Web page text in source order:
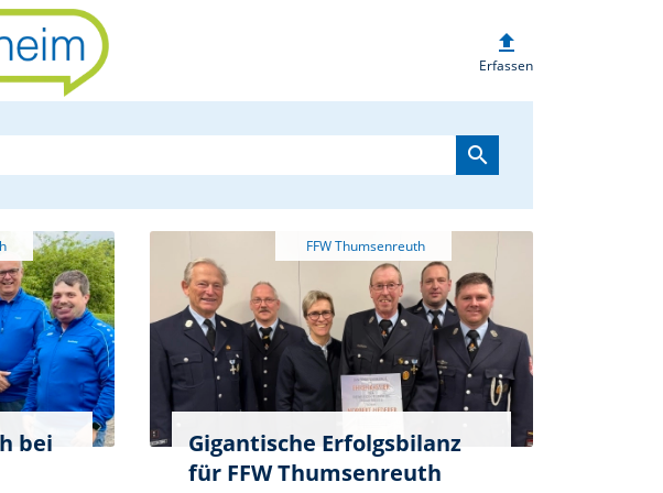
upload
Erfassen
search
FFW Thumsenreuth
bei
FFW Thumsenreuth
Gigantische Erfolgsbilanz
für FFW Thumsenreuth